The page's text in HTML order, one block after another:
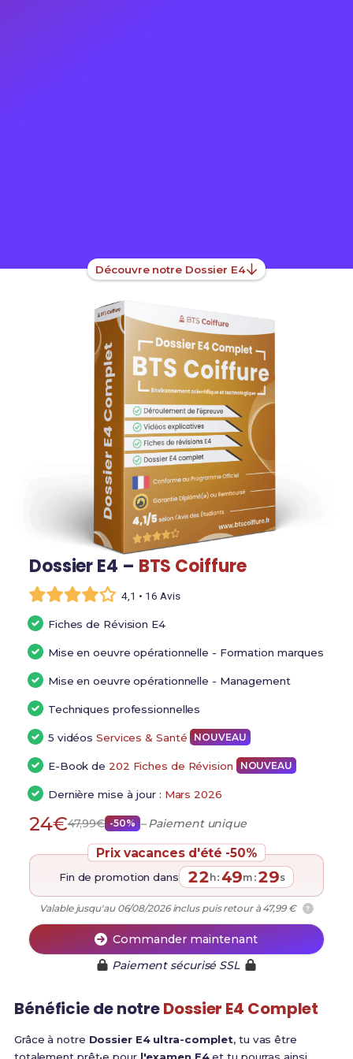
Découvre notre Dossier E4
Dossier E4 – BTS Coiffure
4,1 • 16 Avis
Fiches de Révision E4
Mise en oeuvre opérationnelle - Formation marques
Mise en oeuvre opérationnelle - Management
Techniques professionnelles
5 vidéosServices & Santé NOUVEAU
E-Book de 202 Fiches de Révision NOUVEAU
Dernière mise à jour : Mars 2026
24€47,99€ -50% – Paiement unique
Prix vacances d'été -50%
Fin de promotion dans 22 h:49m :28s
Valable jusqu'au 06/08/2026 inclus puis retour à 47,99 € ?
Commander maintenant
Paiement sécurisé SSL
Bénéficie de notreDossier E4 Complet
Grâce à notre Dossier E4 ultra-complet, tu vas être